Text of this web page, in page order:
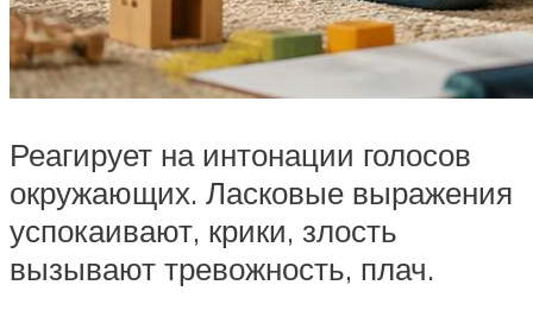
Реагирует на интонации голосов
окружающих. Ласковые выражения
успокаивают, крики, злость
вызывают тревожность, плач.